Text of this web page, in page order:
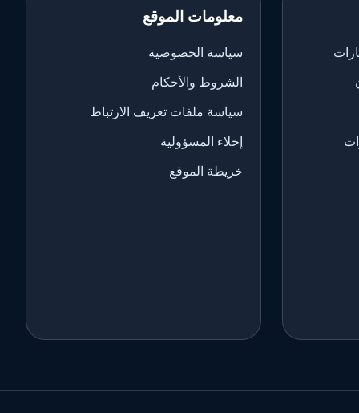
معلومات الموقع
سياسة الخصوصية
الشروط والأحكام
سياسة ملفات تعريف الارتباط
إخلاء المسؤولية
خريطة الموقع